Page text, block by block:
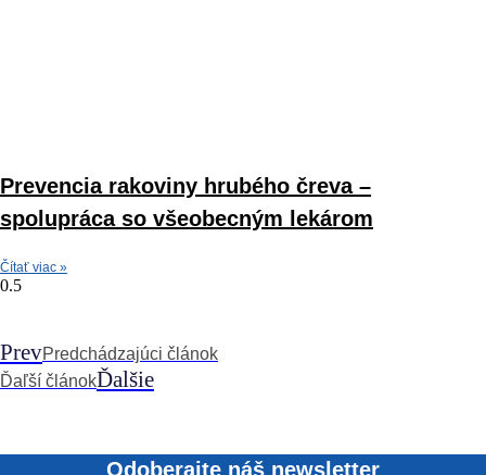
Prevencia rakoviny hrubého čreva –
spolupráca so všeobecným lekárom
Čítať viac »
PrevPredchádzajúci článok
Ďaľší článokĎalšie
Odoberajte náš newsletter